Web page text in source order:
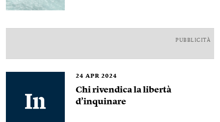
PUBBLICITÀ
24 APR 2024
Chi rivendica la libertà
d’inquinare